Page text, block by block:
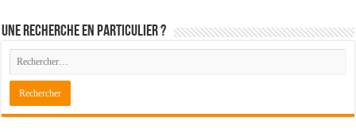
Une recherche en particulier ?